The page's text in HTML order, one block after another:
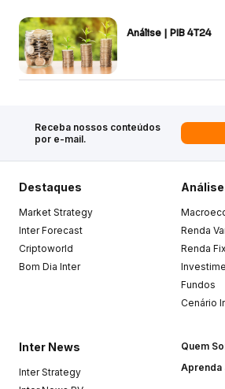
Análise | PIB 4T24
Receba nossos conteúdos
por e-mail.
Destaques
Market Strategy
Inter Forecast
Criptoworld
Bom Dia Inter
Renda
Renda
Fundos
Cenário
Inter News
Inter Strategy
Quem
Aprenda